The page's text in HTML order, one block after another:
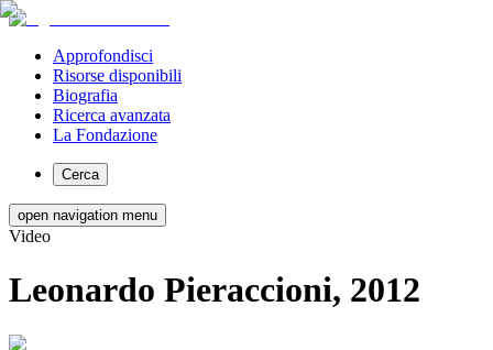
Approfondisci
Risorse disponibili
Biografia
Ricerca avanzata
La Fondazione
Cerca
open navigation menu
Video
Leonardo Pieraccioni, 2012